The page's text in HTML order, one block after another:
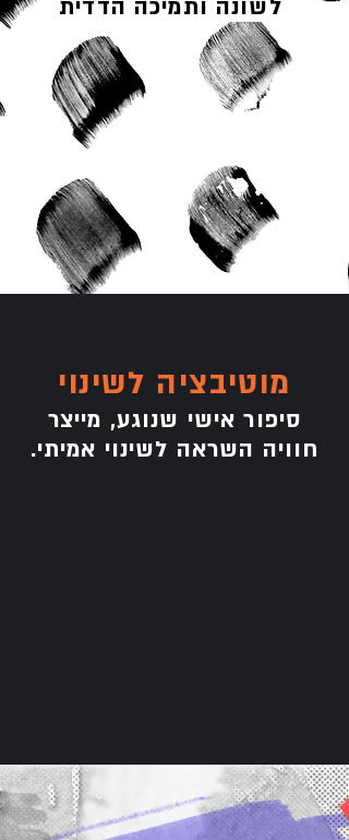
מוטיבציה לשינוי
סיפור אישי שנוגע, מייצר
חוויה השראה לשינוי אמיתי.